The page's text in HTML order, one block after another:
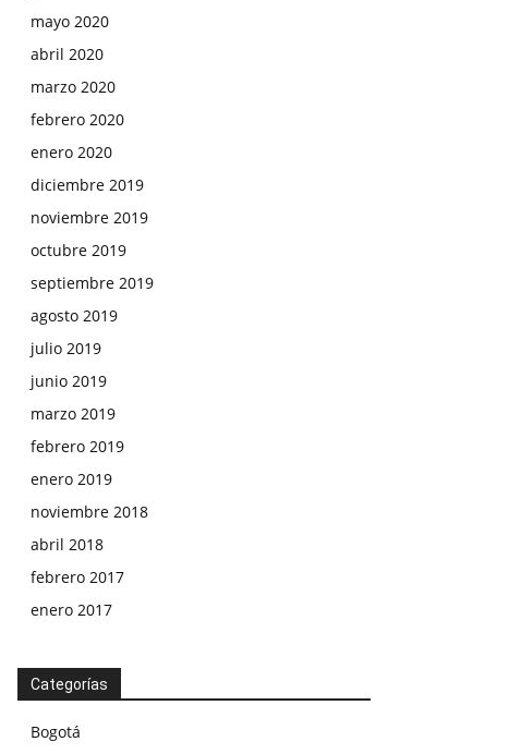
mayo 2020
abril 2020
marzo 2020
febrero 2020
enero 2020
diciembre 2019
noviembre 2019
octubre 2019
septiembre 2019
agosto 2019
julio 2019
junio 2019
marzo 2019
febrero 2019
enero 2019
noviembre 2018
abril 2018
febrero 2017
enero 2017
Categorías
Bogotá